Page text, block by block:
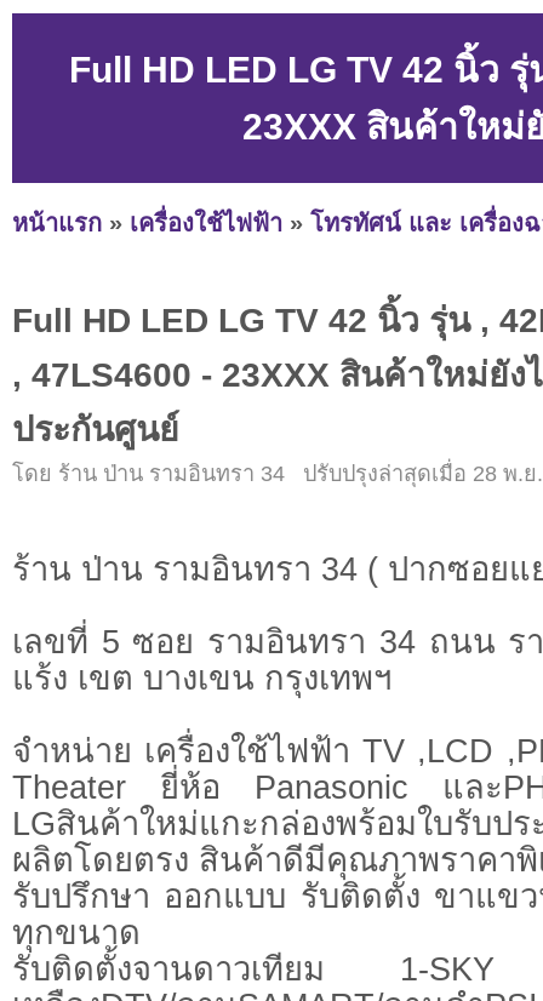
Full HD LED LG TV 42 นิ้ว
23XXX สินค้าใหม่
หน้าแรก » เครื่องใช้ไฟฟ้า » โทรทัศน์ และ เครื่อง
Full HD LED LG TV 42 นิ้ว รุ่น ,
, 47LS4600 - 23XXX สินค้าใหม่ยัง
ประกันศูนย์
โดย ร้าน ป่าน รามอินทรา 34 ปรับปรุงล่าสุดเมื่อ 28 พ.ย
ร้าน ป่าน รามอินทรา 34 ( ปากซอยแ
เลขที่ 5 ซอย รามอินทรา 34 ถนน ร
แร้ง เขต บางเขน กรุงเทพฯ
จำหน่าย เครื่องใช้ไฟฟ้า TV ,LCD
Theater ยี่ห้อ Panasonic และ
LGสินค้าใหม่แกะกล่องพร้อมใบรับป
ผลิตโดยตรง สินค้าดีมีคุณภาพราคาพิ
รับปรึกษา ออกแบบ รับติดตั้ง ขาแข
ทุกขนาด
รับติดตั้งจานดาวเทียม 1-SKY